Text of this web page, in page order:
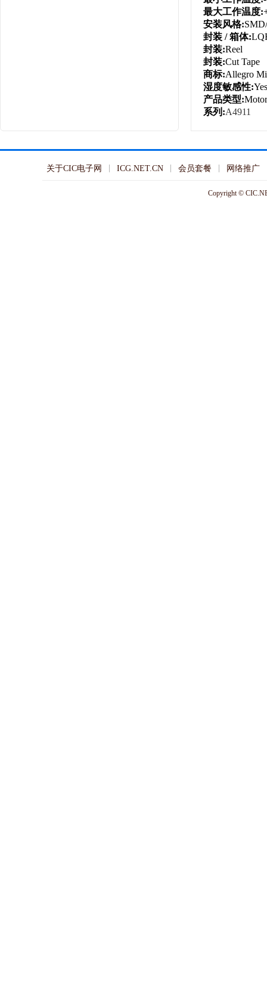
最大工作温度:
安装风格:
封装 / 箱体:
封装:Reel
封装:Cut Tape
商标:Allegro
湿度敏感性:Yes
产品类型:
系列:A4911
关于CIC电子网 ICG.NET.CN 会员套餐 网络推广
Copyright ©